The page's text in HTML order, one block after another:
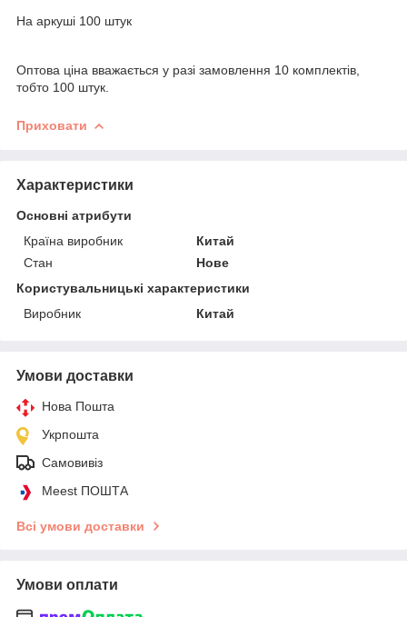
На аркуші 100 штук
Оптова ціна вважається у разі замовлення 10 комплектів,
тобто 100 штук.
Приховати
Характеристики
Основні атрибути
Країна виробник
Китай
Стан
Нове
Користувальницькі характеристики
Виробник
Китай
Умови доставки
Нова Пошта
Укрпошта
Самовивіз
Meest ПОШТА
Всі умови доставки
Умови оплати